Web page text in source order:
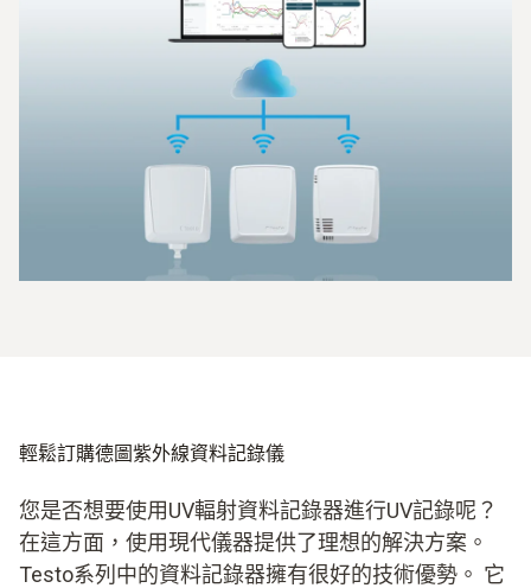
輕鬆訂購德圖紫外線資料記錄儀
您是否想要使用UV輻射資料記錄器進行UV記錄呢？
在這方面，使用現代儀器提供了理想的解決方案。
Testo系列中的資料記錄器擁有很好的技術優勢。 它